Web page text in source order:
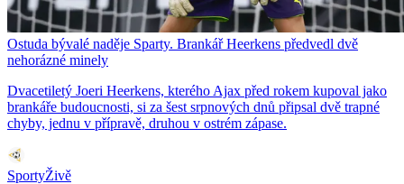
Ostuda bývalé naděje Sparty. Brankář Heerkens předvedl dvě
nehorázné minely
Dvacetiletý Joeri Heerkens, kterého Ajax před rokem kupoval jako
brankáře budoucnosti, si za šest srpnových dnů připsal dvě trapné
chyby, jednu v přípravě, druhou v ostrém zápase.
SportyŽivě